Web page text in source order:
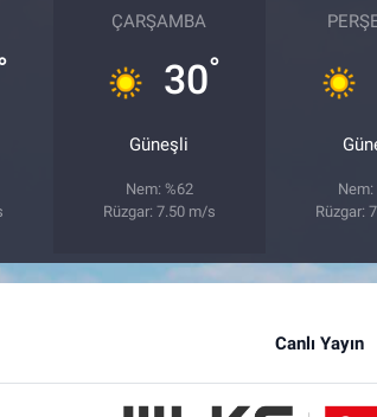
ÇARŞAMBA
30°
Güneşli
Nem: %62
Rüzgar: 7.50 m/s
Nem:
Rüzgar:
Canlı Yayın